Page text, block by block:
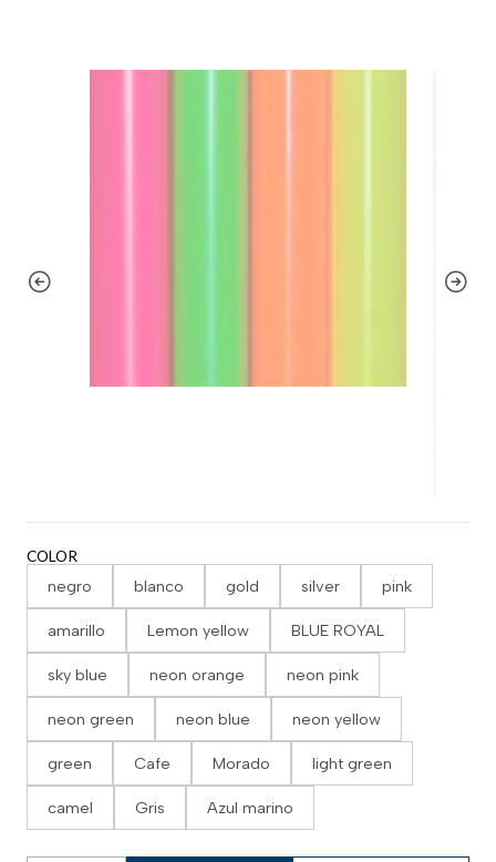
COLOR
negro blanco gold silver pink
amarillo Lemon yellow BLUE ROYAL
sky blue neon orange neon pink
neon green neon blue neon yellow
green Cafe Morado light green
camel Gris Azul marino